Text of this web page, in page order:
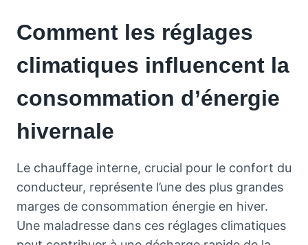
Comment les réglages
climatiques influencent la
consommation d’énergie
hivernale
Le chauffage interne, crucial pour le confort du
conducteur, représente l’une des plus grandes
marges de consommation énergie en hiver.
Une maladresse dans ces réglages climatiques